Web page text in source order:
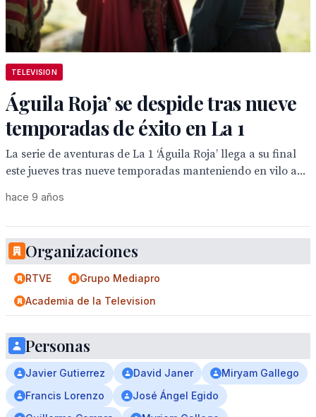
TELEVISION
Águila Roja’ se despide tras nueve
temporadas de éxito en La 1
La serie de aventuras de La 1 ‘Águila Roja’ llega a su final
este jueves tras nueve temporadas manteniendo en vilo a...
hace 9 años
Organizaciones
RTVE
Grupo Mediapro
Academia de la Television
Personas
Javier Gutierrez David Janer
Miryam Gallego
Francis Lorenzo
José Ángel Egido